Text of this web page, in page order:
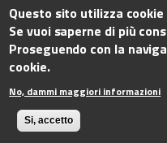
Questo sito utilizza
Se vuoi saperne di più
Proseguendo con la
cookie.
No, dammi maggiori informazioni
Si, accetto
Dipartimento
Governo Italiano